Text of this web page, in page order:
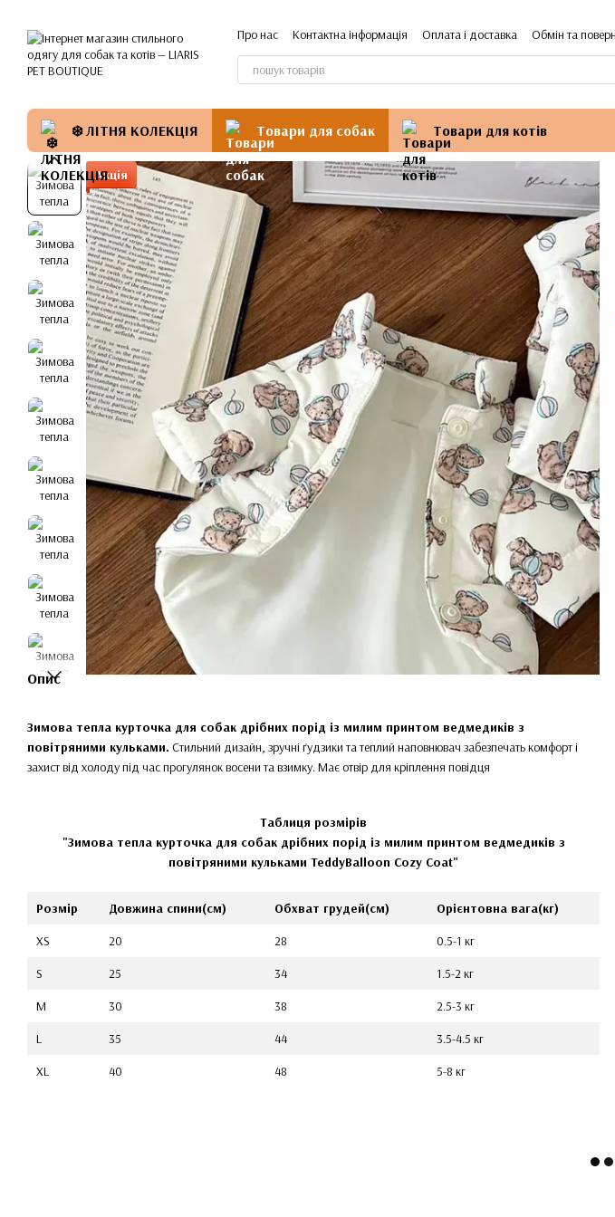
Про нас
Контактна інформація Оплата і доставка Обмін та
❄️ ЛІТНЯ КОЛЕКЦІЯ Товари для собак Товари для котів
Акція
Опис
Зимова тепла курточка для собак дрібних порід із милим принтом ведмедиків з
повітряними кульками. Стильний дизайн, зручні ґудзики та теплий наповнювач забезпечать комфорт і
захист від холоду під час прогулянок восени та взимку. Має отвір для кріплення повідця
Таблиця розмірів
"Зимова тепла курточка для собак дрібних порід із милим принтом ведмедиків з
повітряними кульками TeddyBalloon Cozy Coat"
Розмір Довжина спини(см) Обхват грудей(см)
Орієнтовна вага(кг)
XS
20 28
0.5-1 кг
S
25 34
1.5-2 кг
M
30 38
2.5-3 кг
L
35 44
3.5-4.5 кг
XL
40 48 5-8 кг